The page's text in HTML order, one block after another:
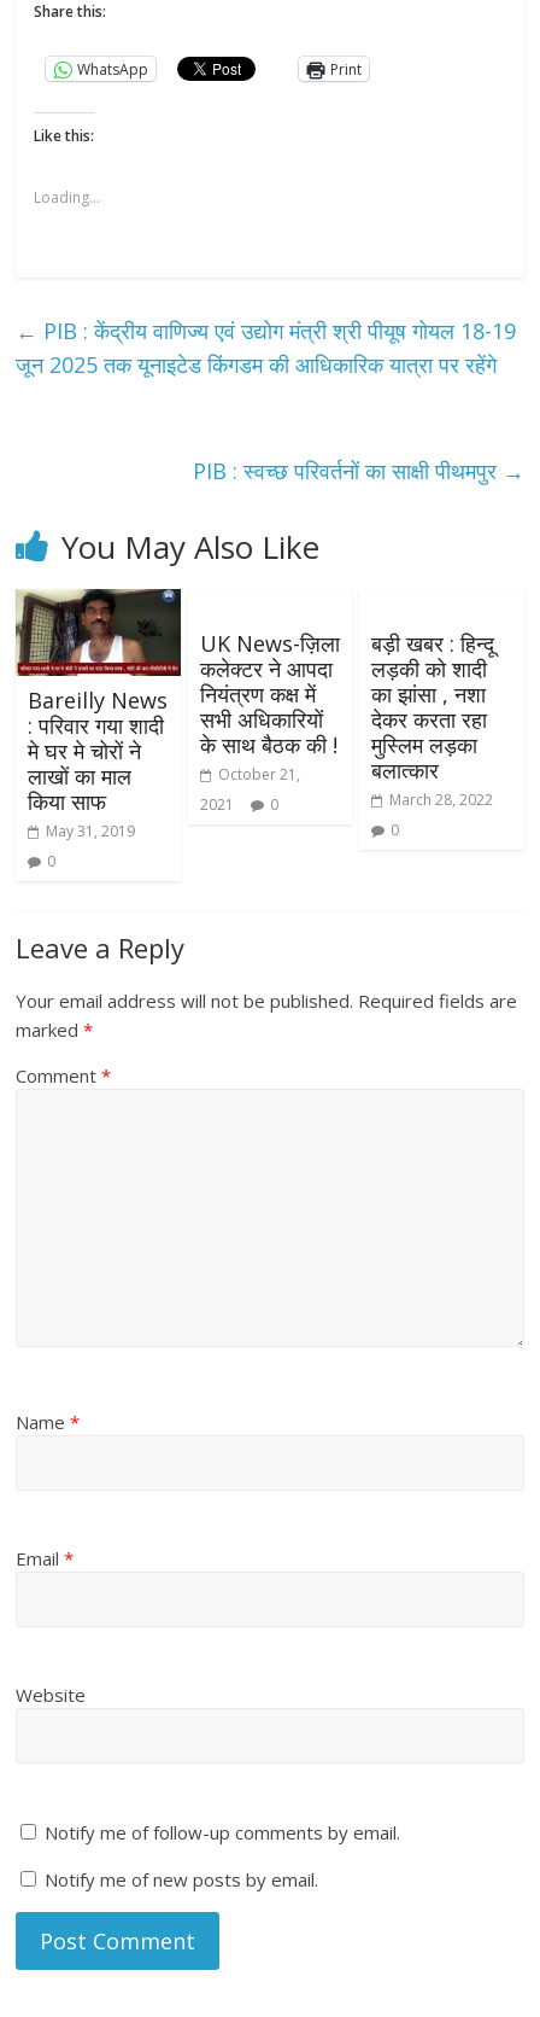
Share this:
WhatsApp Print
Like this:
Loading...
← PIB : केंद्रीय वाणिज्य एवं उद्योग मंत्री श्री पीयूष गोयल 18-19
जून 2025 तक यूनाइटेड किंगडम की आधिकारिक यात्रा पर रहेंगे
PIB : स्वच्छ परिवर्तनों का साक्षी पीथमपुर →
You May Also Like
Bareilly News
: परिवार गया शादी
मे घर मे चोरों ने
लाखों का माल
किया साफ
May 31, 2019
0
UK News-ज़िला
कलेक्टर ने आपदा
नियंत्रण कक्ष में
सभी अधिकारियों
के साथ बैठक की !
October 21,
2021
0
बड़ी खबर : हिन्दू
लड़की को शादी
का झांसा , नशा
देकर करता रहा
मुस्लिम लड़का
बलात्कार
March 28, 2022
0
Leave a Reply
Your email address will not be published. Required fields are
marked*
Comment*
Name*
Email*
Website
Notify me of follow-up comments by email.
Notify me of new posts by email.